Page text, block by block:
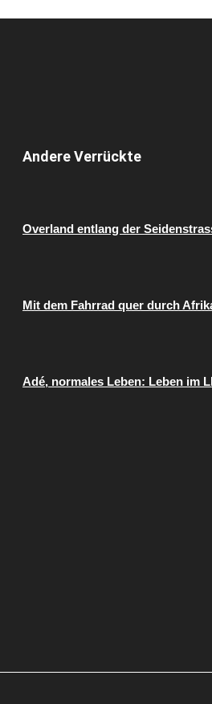
Andere Verrückte
Overland entlang der
Mit dem Fahrrad quer durch
Adé, normales Leben: Leben im